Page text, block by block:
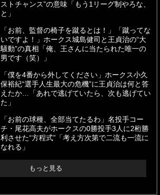
ストチャンス”の意味「もう1リーグ制やろな、
と」
「お前、監督の椅子を蹴るとは！」「蹴ってな
いですよ！」ホークス城島健司と王貞治の“大
騒動”の真相「俺、王さんに当たられた唯一の
男です（笑）」
「僕を4番から外してください」ホークス小久
保裕紀“選手人生最大の危機”に王貞治は何と答
えたか…「あれで逃げていたら、次も逃げてい
た」
「お前の球種、全部当てたるわ」名投手コー
チ・尾花高夫がホークスの0勝投手3人に2桁勝
利させた“方程式”「考え方次第で二流も一流に
なれる」
もっと見る